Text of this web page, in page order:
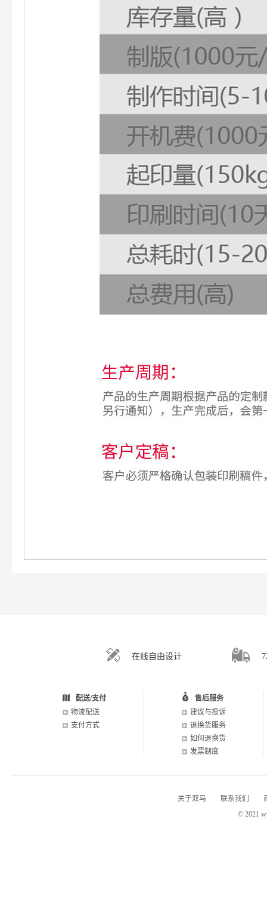
在线自由设计
配送/支付
物流配送
支付方式
售后服务
建议与投诉
退换货服务
如何退换货
发票制度
关于双马 联系我们
© 2021